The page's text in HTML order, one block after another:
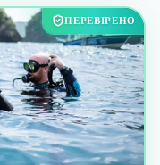
ПЕРЕВІРЕНО